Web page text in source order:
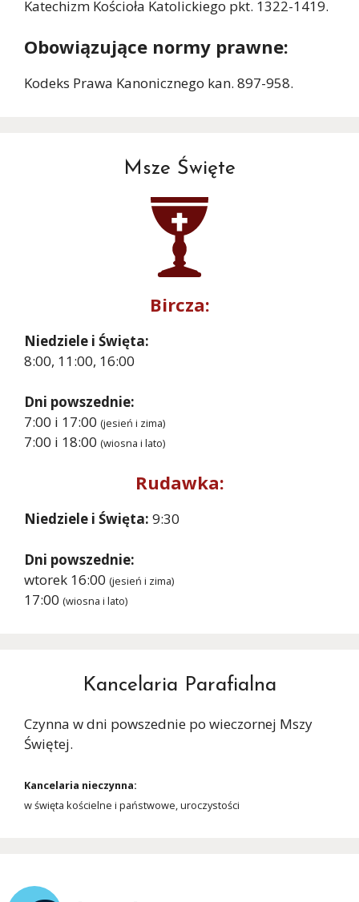
Katechizm Kościoła Katolickiego pkt. 1322-1419.
Obowiązujące normy prawne:
Kodeks Prawa Kanonicznego kan. 897-958.
Msze Święte
Bircza:
Niedziele i Święta:
8:00, 11:00, 16:00
Dni powszednie:
7:00 i 17:00 (jesień i zima)
7:00 i 18:00 (wiosna i lato)
Rudawka:
Niedziele i Święta: 9:30
Dni powszednie:
wtorek 16:00 (jesień i zima)
17:00 (wiosna i lato)
Kancelaria Parafialna
Czynna w dni powszednie po wieczornej Mszy
Świętej.
Kancelaria nieczynna:
w święta kościelne i państwowe, uroczystości